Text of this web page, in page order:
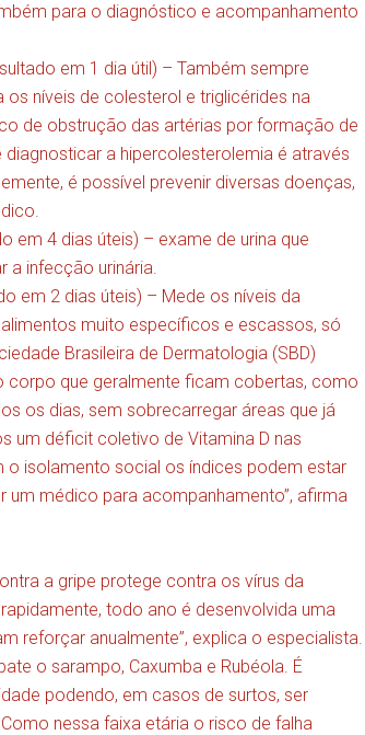
para o diagnóstico e acompanhamento
em 1 dia útil) – Também sempre
níveis de colesterol e triglicérides na
de obstrução das artérias por formação de
a hipercolesterolemia é através
é possível prevenir diversas doenças,
em 4 dias úteis) – exame de urina que
a infecção urinária.
em 2 dias úteis) – Mede os níveis da
muito específicos e escassos, só
Brasileira de Dermatologia (SBD)
corpo que geralmente ficam cobertas, como
os dias, sem sobrecarregar áreas que já
um déficit coletivo de Vitamina D nas
isolamento social os índices podem estar
médico para acompanhamento”, afirma
a gripe protege contra os vírus da
todo ano é desenvolvida uma
reforçar anualmente”, explica o especialista.
o sarampo, Caxumba e Rubéola. É
podendo, em casos de surtos, ser
nessa faixa etária o risco de falha